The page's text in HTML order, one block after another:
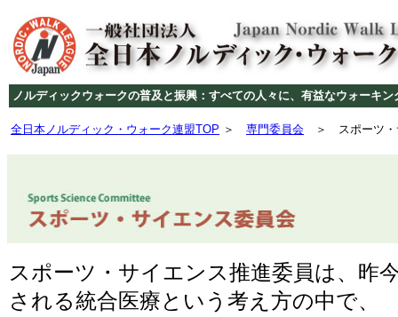
ノルディックウォークの普及と振興：すべての人々に、有益なウォーキン
全日本ノルディック・ウォーク連盟TOP ＞ 専門委員会 ＞ スポーツ・
スポーツ・サイエンス推進委員は、昨
される統合医療という考え方の中で、